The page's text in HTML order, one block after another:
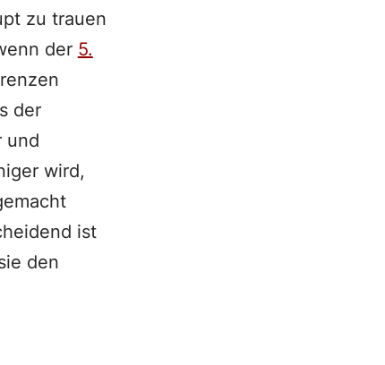
zu trauen
der 5.
der
und
wird,
ist
den